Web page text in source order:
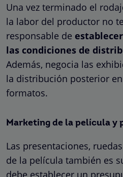
Una vez terminado el
la labor del productor no
responsable de
las condiciones de
Además, negocia las
la distribución posterior
formatos.
Marketing de la película y
Las presentaciones,
de la película también es
debe establecer un